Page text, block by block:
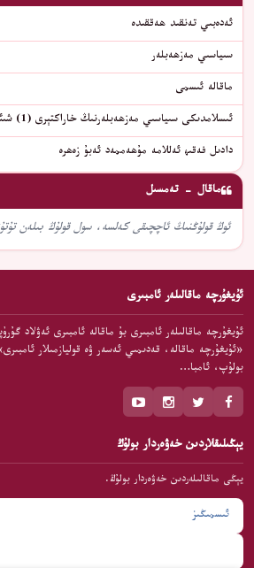
ئەدەبىي تەنقىد ھەققىدە
سىياسىي مەزھەبلەر
ماقالە ئىسمى
ئىسلامدىكى سىياسىي مەزھەبلەرنىڭ خاراكتېرى (1) شىئ…
دادىل فەقىھ ئەللامە مۇھەممەد ئەبۇ زەھرە
ماقال - تەمسىل
ئوڭ قولۇڭنىڭ ئاچچىقى كەلسە، سول قولۇڭ بىلەن
ئۇيغۇرچە ماقالىلەر ئامبىرى
ئۇيغۇرچە ماقالىلەر ئامبىرى بۇ ماقالە ئامبىرى ئەۋلاد
«ئۇيغۇرچە ماقالە، قەدىمىي ئەسەر ۋە قوليازمىلار
بولۇپ، ئامبا…
يېڭىلىقلاردىن خەۋەردار بولۇڭ
يېڭى ماقالىلەردىن خەۋەردار بولۇڭ.